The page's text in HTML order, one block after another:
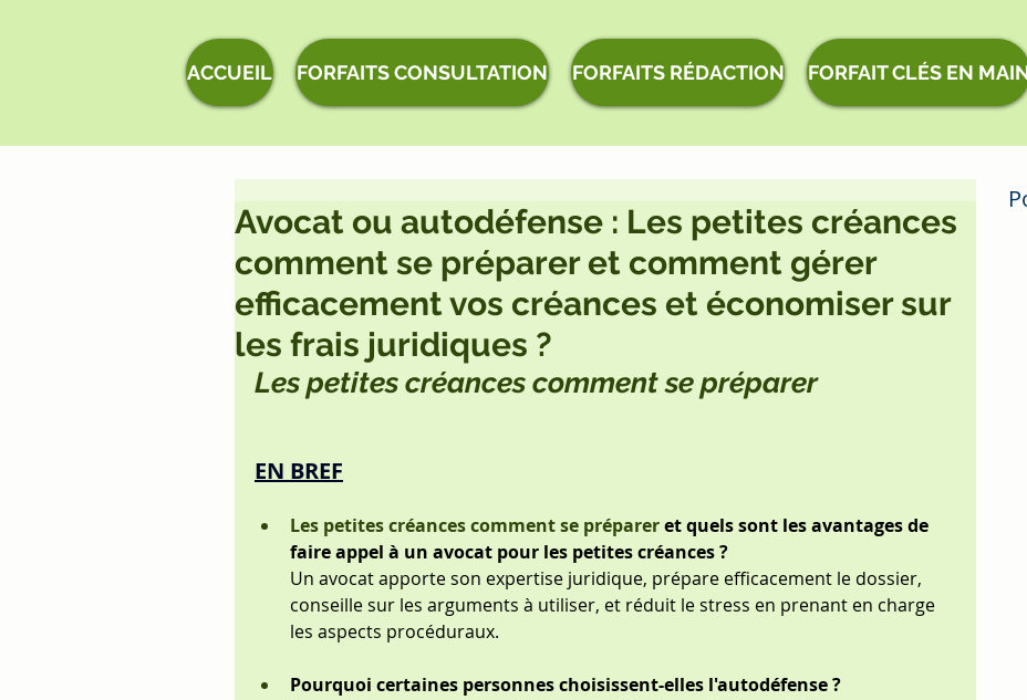
ACCUEIL FORFAITS CONSULTATION FORFAITS RÉDACTION FORFAIT CLÉS EN
Avocat ou autodéfense : Les petites créances
comment se préparer et comment gérer
efficacement vos créances et économiser sur
les frais juridiques ?
Les petites créances comment se préparer
EN BREF
Les petites créances comment se préparer et quels sont les avantages de
faire appel à un avocat pour les petites créances ?
Un avocat apporte son expertise juridique, prépare efficacement le dossier,
conseille sur les arguments à utiliser, et réduit le stress en prenant en charge
les aspects procéduraux.
Pourquoi certaines personnes choisissent-elles l'autodéfense ?